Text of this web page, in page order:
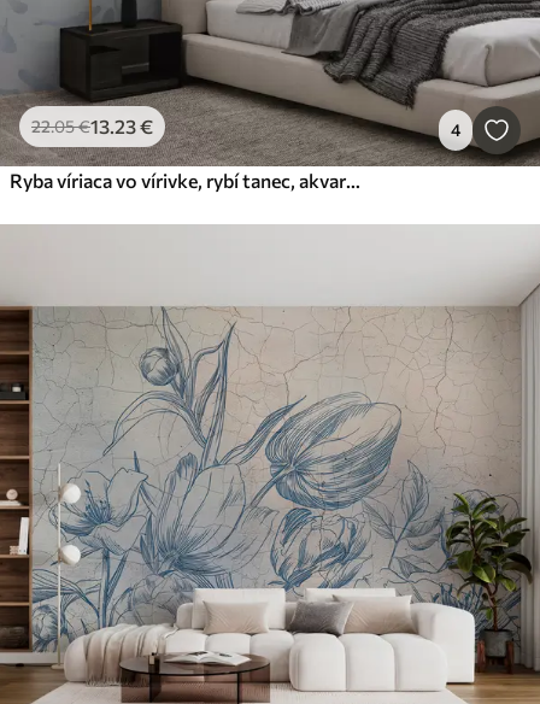
22.05€13.23€ 4
Ryba víriaca vo vírivke, rybí tanec, akvarel, žralok, abstraktná kompozícia, minimalizmus, modrá, zelená farba